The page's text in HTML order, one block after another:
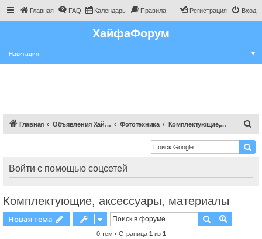
Главная FAQ Календарь Правила Вход
Регистрация
ХайфаФорум
Навигация ▼
Главная Объявления Хайфы и крайот Фототехника Комплектующие, аксессуары, материалы
и
к
Войти с помощью соцсетей
Комплектующие, аксессуары, материалы
Новая тема Поиск
0 тем • Страница 1 из 1